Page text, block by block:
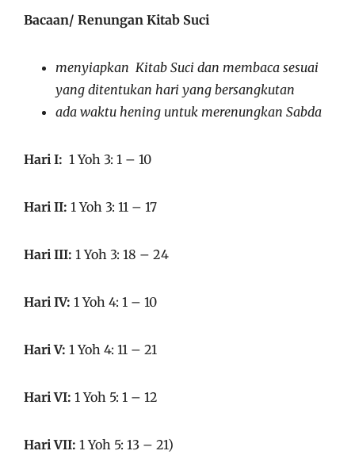
Bacaan/ Renungan Kitab Suci
menyiapkan Kitab Suci dan membaca sesuai
yang ditentukan hari yang bersangkutan
ada waktu hening untuk merenungkan Sabda
Hari I: 1 Yoh 3: 1 – 10
Hari II: 1 Yoh 3: 11 – 17
Hari III: 1 Yoh 3: 18 – 24
Hari IV: 1 Yoh 4: 1 – 10
Hari V: 1 Yoh 4: 11 – 21
Hari VI: 1 Yoh 5: 1 – 12
Hari VII: 1 Yoh 5: 13 – 21)